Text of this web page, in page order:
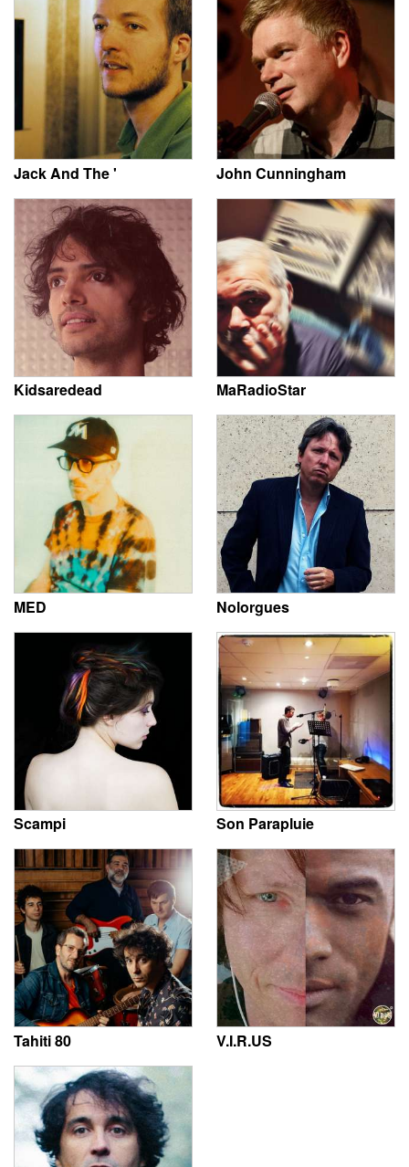
Jack And The ' John Cunningham
Kidsaredead MaRadioStar
MED Nolorgues
Scampi Son Parapluie
Tahiti 80 V.I.R.US